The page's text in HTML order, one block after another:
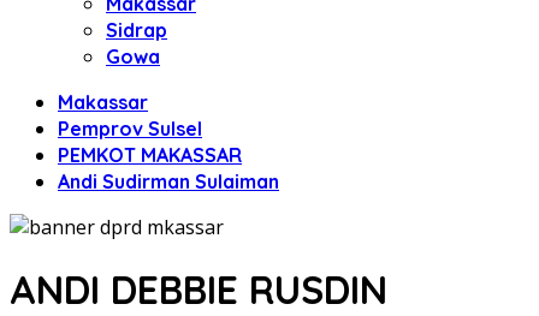
Sidrap
Gowa
Makassar
Pemprov Sulsel
PEMKOT MAKASSAR
Andi Sudirman Sulaiman
ANDI DEBBIE RUSDIN